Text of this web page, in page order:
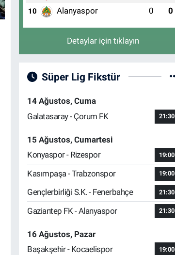
10 Alanyaspor 0 0
Detaylar için tıklayın
Süper Lig Fikstür
14 Ağustos, Cuma
Galatasaray - Çorum FK
21:30
15 Ağustos, Cumartesi
Konyaspor - Rizespor
19:00
Kasımpaşa - Trabzonspor 19:00
Gençlerbirliği S.K. - Fenerbahçe 21:30
Gaziantep FK - Alanyaspor 21:30
16 Ağustos, Pazar
Başakşehir - Kocaelispor
19:00